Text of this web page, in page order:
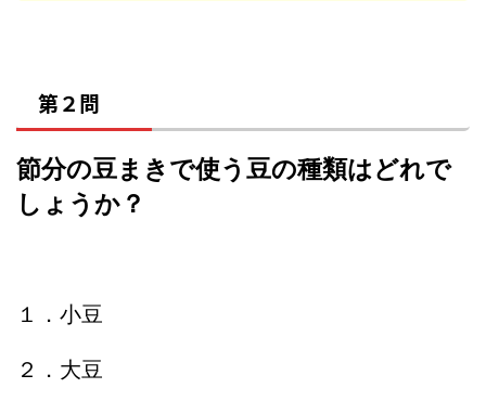
第２問
節分の豆まきで使う豆の種類はどれで
しょうか？
１．小豆
２．大豆